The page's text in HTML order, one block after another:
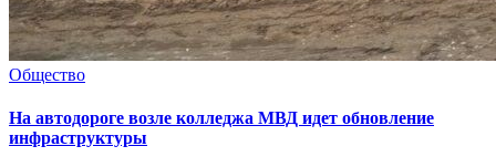
Общество
На автодороге возле колледжа МВД идет обновление
инфраструктуры